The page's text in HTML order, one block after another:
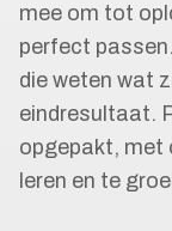
mee om tot
perfect
die weten wat
eindresultaat.
opgepakt, met
leren en te